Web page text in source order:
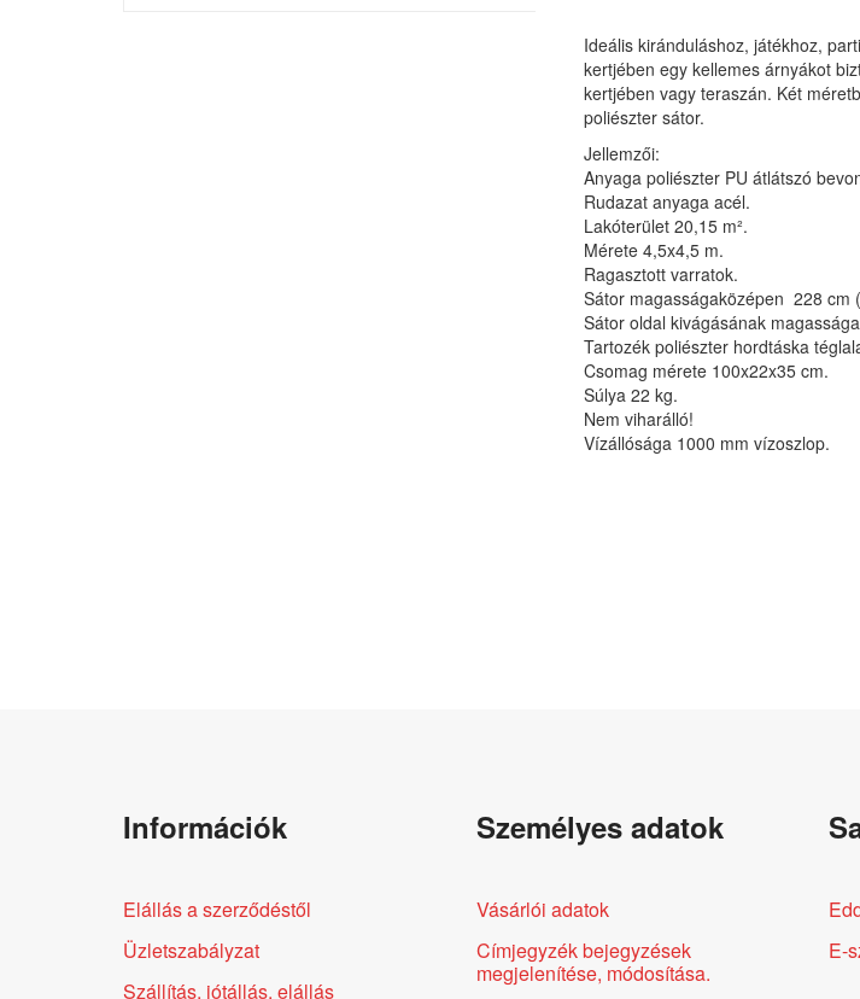
Ideális kiránduláshoz, játékhoz,
kertjében egy kellemes árnyákot
kertjében vagy teraszán. Két
poliészter sátor.
Jellemzői:
Anyaga poliészter PU átlátszó
Rudazat anyaga acél.
Lakóterület 20,15 m².
Mérete 4,5x4,5 m.
Ragasztott varratok.
Sátor magasságaközépen 228 cm
Sátor oldal kivágásának
Tartozék poliészter hordtáska
Csomag mérete 100x22x35 cm.
Súlya 22 kg.
Nem viharálló!
Vízállósága 1000 mm vízoszlop.
Információk
Elállás a szerződéstől
Üzletszabályzat
Szállítás, jótállás, elállás
Személyes adatok
Vásárlói adatok
Címjegyzék bejegyzések
megjelenítése, módosítása.
E-